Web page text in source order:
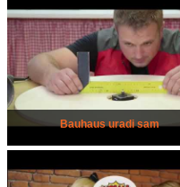
Bauhaus uradi sam